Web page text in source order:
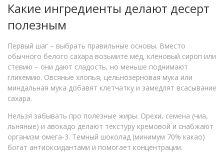
Какие ингредиенты делают десерт
полезным
Первый шаг – выбрать правильные основы. Вместо
обычного белого сахара возьмите мёд, кленовый сироп или
стевию – они дают сладость, но меньше поднимают
гликемию. Овсяные хлопья, цельнозерновая мука или
миндальная мука добавят клетчатку и замедлят всасывание
сахара.
Нельзя забывать про полезные жиры. Орехи, семена (чиа,
льняные) и авокадо делают текстуру кремовой и снабжают
организм омега‑3. Темный шоколад (минимум 70% какао)
богат антиоксидантами и помогает концентрации.